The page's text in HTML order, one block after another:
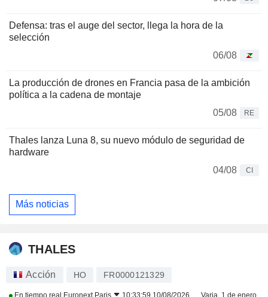
Defensa: tras el auge del sector, llega la hora de la
selección
06/08
La producción de drones en Francia pasa de la ambición
política a la cadena de montaje
05/08
RE
Thales lanza Luna 8, su nuevo módulo de seguridad de
hardware
04/08
CI
Más noticias
THALES
Acción HO FR0000121329
En tiempo real Euronext Paris 10:33:59 10/08/2026 Varia. 1 de enero.